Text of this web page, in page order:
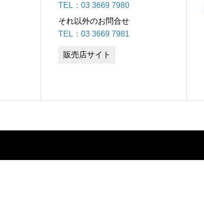
TEL：03 3669 7980
それ以外のお問合せ
TEL：03 3669 7981
販売店サイト